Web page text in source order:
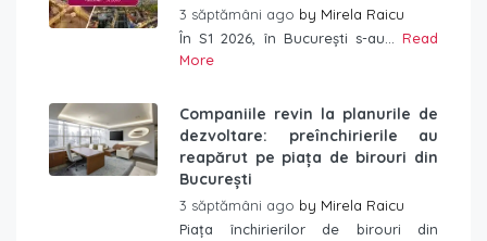
3 săptămâni ago by Mirela Raicu
În S1 2026, în București s-au... Read
More
Companiile revin la planurile de
dezvoltare: preînchirierile au
reapărut pe piața de birouri din
București
3 săptămâni ago by Mirela Raicu
Piața închirierilor de birouri din